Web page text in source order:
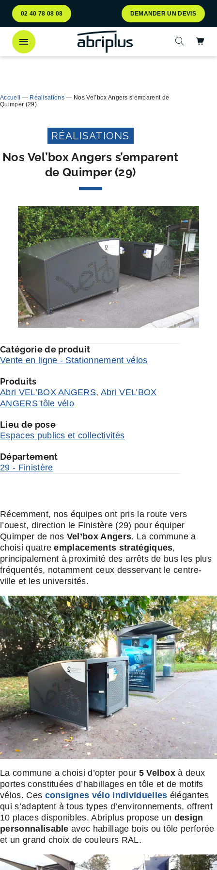
Aller
au
menu
Aller au
contenu
02 40 78 08 08 DEMANDER UN DEVIS
Ouvrir la
Accueil — Réalisations — Nos Vel’box Angers s’emparent de
Quimper (29)
RÉALISATIONS
Nos Vel’box Angers s’emparent
de Quimper (29)
Catégorie de produit
Vente en ligne - Stationnement vélos
Produits
Abri VEL’BOX ANGERS, Abri VEL’BOX
ANGERS tôle vélo
Lieu de pose
Espaces publics et collectivités
Département
29 - Finistère
Récemment, nos équipes ont pris la route vers
l’ouest, direction le Finistère (29) pour équiper
Quimper de nos Vel’box Angers. La commune a
choisi quatreemplacements stratégiques,
principalement à proximité des arrêts de bus les plus
fréquentés, notamment ceux desservant le centre-
ville et les universités.
La commune a choisi d’opter pour 5 Velbox à deux
portes constituées d’habillages en tôle et de motifs
vélos. Ces consignes vélo individuelles élégantes
qui s’adaptent à tous types d’environnements, offrent
10 places disponibles. Abriplus propose un design
personnalisable avec habillage bois ou tôle perforée
et un grand choix de couleurs RAL.